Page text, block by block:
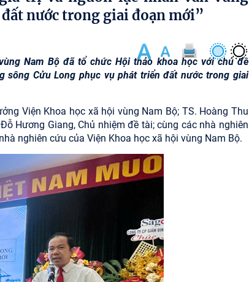
nước trong giai đoạn mới”
Nam Bộ đã tổ chức Hội thảo khoa học với chủ đề
sông Cửu Long phục vụ phát triển đất nước trong giai
Viện Khoa học xã hội vùng Nam Bộ; TS. Hoàng Thu
Hương Giang, Chủ nhiệm đề tài; cùng các nhà nghiên
nghiên cứu của Viện Khoa học xã hội vùng Nam Bộ.